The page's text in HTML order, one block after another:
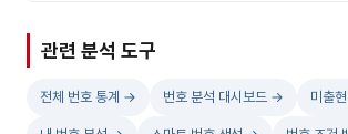
관련 분석 도구
전체 번호 통계 → 번호 분석 대시보드 → 미출